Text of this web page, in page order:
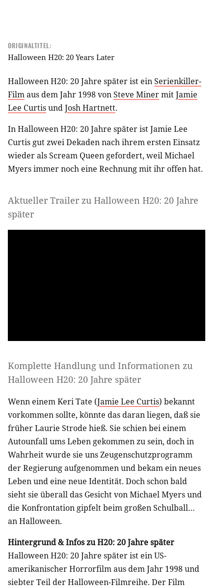
ORIGINALTITEL:
Halloween H20: 20 Years Later
Halloween H20: 20 Jahre später ist einSerienkiller-
Filmaus dem Jahr 1998 vonSteve MinermitJamie
Lee CurtisundJosh Hartnett.
In Halloween H20: 20 Jahre später ist Jamie Lee
Curtis gut zwei Dekaden nach ihrem ersten Einsatz
wieder als Scream Queen gefordert, weil Michael
Myers immer noch eine Rechnung mit ihr offen hat.
Aktueller Trailer zu Halloween H20: 20 Jahre
später
Komplette Handlung und Informationen zu
Halloween H20: 20 Jahre später
Wenn einem Keri Tate (Jamie Lee Curtis) bekannt
vorkommen sollte, könnte das daran liegen, daß sie
früher Laurie Strode hieß. Sie schien bei einem
Autounfall ums Leben gekommen zu sein, doch in
Wahrheit wurde sie uns Zeugenschutzprogramm
der Regierung aufgenommen und bekam ein neues
Leben und eine neue Identität. Doch schon bald
sieht sie überall das Gesicht von Michael Myers und
die Konfrontation gipfelt beim großen Schulball…
an Halloween.
Hintergrund & Infos zu H20: 20 Jahre später
Halloween H20: 20 Jahre später ist ein US-
amerikanischer Horrorfilm aus dem Jahr 1998 und
siebter Teil der Halloween-Filmreihe. Der Film